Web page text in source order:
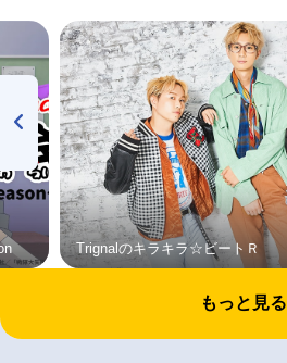
Trignalのキラキラ☆ビートＲ
もっと見る